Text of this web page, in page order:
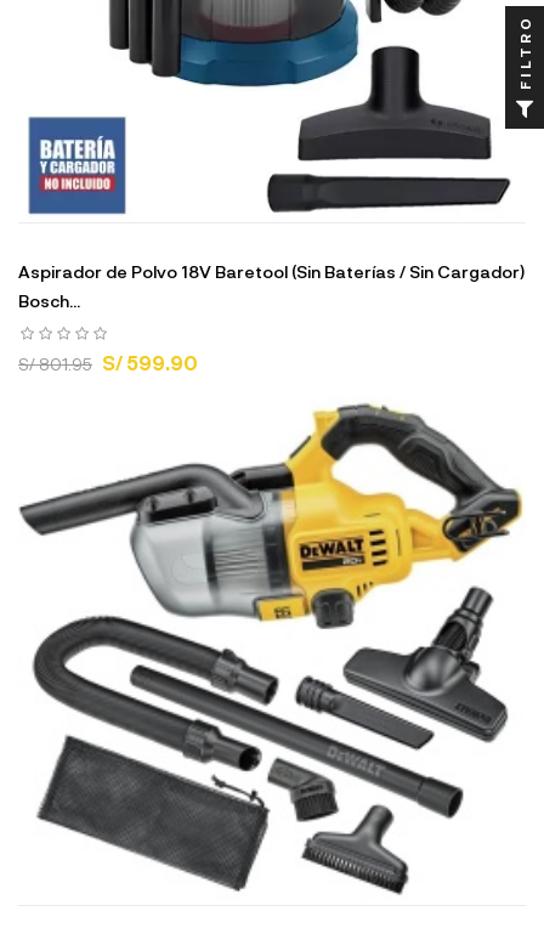
Aspirador de Polvo 18V Baretool (Sin Baterías / Sin Cargador)
Bosch...
S/ 801.95 S/ 599.90
FILTRO